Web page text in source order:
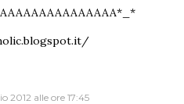
2012 alle ore 17:45